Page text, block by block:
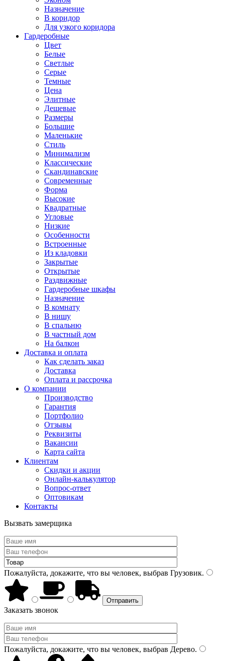
Назначение
В коридор
Для узкого коридора
Гардеробные
Цвет
Белые
Светлые
Серые
Темные
Цена
Элитные
Дешевые
Размеры
Большие
Маленькие
Стиль
Минимализм
Классические
Скандинавские
Современные
Форма
Высокие
Квадратные
Угловые
Низкие
Особенности
Встроенные
Из кладовки
Закрытые
Открытые
Раздвижные
Гардеробные шкафы
Назначение
В комнату
В нишу
В спальню
В частный дом
На балкон
Доставка и оплата
Как сделать заказ
Доставка
Оплата и рассрочка
О компании
Производство
Гарантия
Портфолио
Отзывы
Реквизиты
Вакансии
Карта сайта
Клиентам
Скидки и акции
Онлайн-калькулятор
Вопрос-ответ
Оптовикам
Контакты
Вызвать замерщика
Пожалуйста, докажите, что вы человек, выбрав Грузовик.
Заказать звонок
Пожалуйста, докажите, что вы человек, выбрав Дерево.